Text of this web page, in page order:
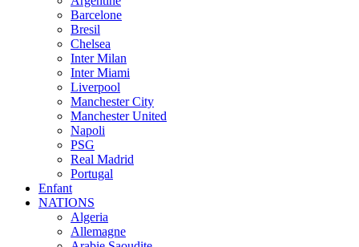
Barcelone
Bresil
Chelsea
Inter Milan
Inter Miami
Liverpool
Manchester City
Manchester United
Napoli
PSG
Real Madrid
Portugal
Enfant
NATIONS
Algeria
Allemagne